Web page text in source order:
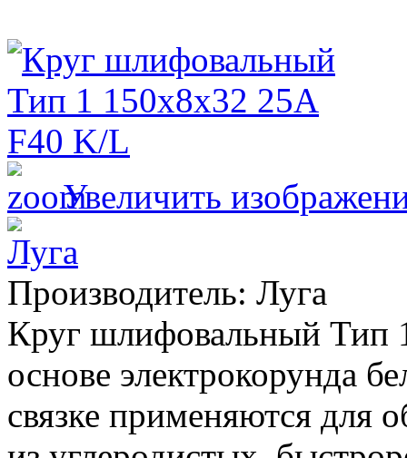
Увеличить
Производитель: Луга
Круг шлифовальный Тип
основе электрокорунда
связке применяются для